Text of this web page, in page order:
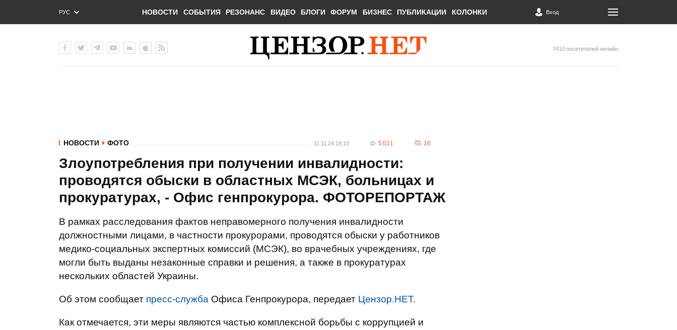
РУС
ENG
НОВОСТИ СОБЫТИЯ РЕЗОНАНС ВИДЕО БЛОГИ ФОРУМ БИЗНЕС ПУБЛИКАЦИИ КОЛОНКИ Вход
7410 посетителей онлайн
НОВОСТИ ФОТО 11.11.24 19:13 5 011 16
Злоупотребления при получении инвалидности:
проводятся обыски в областных МСЭК, больницах и
прокуратурах, - Офис генпрокурора. ФОТОРЕПОРТАЖ
В рамках расследования фактов неправомерного получения инвалидности
должностными лицами, в частности прокурорами, проводятся обыски у работников
медико-социальных экспертных комиссий (МСЭК), во врачебных учреждениях, где
могли быть выданы незаконные справки и решения, а также в прокуратурах
нескольких областей Украины.
Об этом сообщает пресс-служба Офиса Генпрокурора, передает Цензор.НЕТ.
Как отмечается, эти меры являются частью комплексной борьбы с коррупцией и